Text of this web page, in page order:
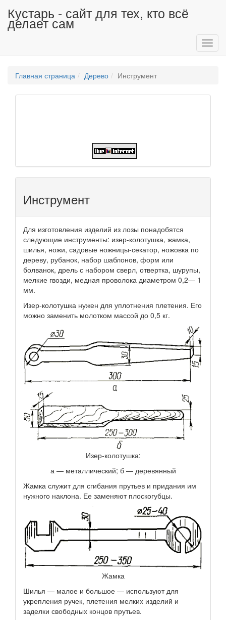
Кустарь - сайт для тех, кто всё
делает сам
Главная страница Дерево Инструмент
Инструмент
Для изготовления изделий из лозы понадобятся
следующие инструменты: изер-колотушка, жамка,
шилья, ножи, садовые ножницы-секатор, ножовка по
дереву, рубанок, набор шаблонов, форм или
болванок, дрель с набором сверл, отвертка, шурупы,
мелкие гвозди, медная проволока диаметром 0,2— 1
мм.
Изер-колотушка нужен для уплотнения плетения. Его
можно заменить молотком массой до 0,5 кг.
Изер-колотушка:
а — металлический; б — деревянный
Жамка служит для сгибания прутьев и придания им
нужного наклона. Ее заменяют плоскогубцы.
Жамка
Шилья — малое и большое — используют для
укрепления ручек, плетения мелких изделий и
заделки свободных концов прутьев.